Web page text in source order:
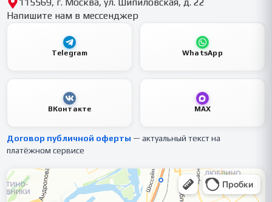
Напишите нам в мессенджер
Telegram WhatsApp
ВКонтакте MAX
Договор публичной оферты — актуальный текст на
платёжном сервисе